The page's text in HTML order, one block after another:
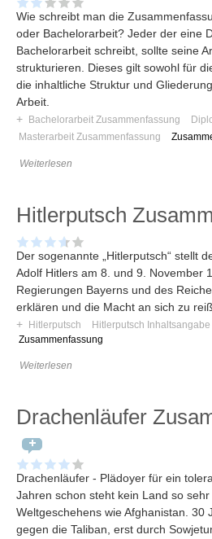
Wie schreibt man die
oder Bachelorarbeit? Jeder der eine
Bachelorarbeit schreibt, sollte seine
strukturieren. Dieses gilt sowohl für
die inhaltliche Struktur und
Arbeit.
+
Bachelorarbeit Zusammenfassung
Masterarbeit Zusammenfassung
Weiterlesen
Hitlerputsch
Der sogenannte „Hitlerputsch“ stellt
Adolf Hitlers am 8. und 9. November
Regierungen Bayerns und des
erklären und die Macht an sich zu
+
Hitlerputsch Hitlerputsch Inhaltsangabe
Zusammenfassung
Weiterlesen
Drachenläufer
Drachenläufer - Plädoyer für ein
Jahren schon steht kein Land so
Weltgeschehens wie Afghanistan. 30
gegen die Taliban, erst durch